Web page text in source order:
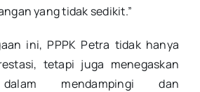
yang tidak sedikit.”
ini, PPPK Petra tidak hanya
tetapi juga menegaskan
dalam mendampingi dan